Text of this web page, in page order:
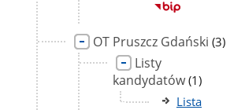
OT Pruszcz Gdański liczba
(3)
Listy
kandydatówliczba
podstron
(1)
Lista